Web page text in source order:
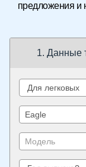
предложения и
1. Данные